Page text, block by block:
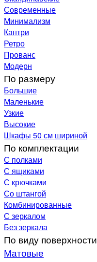
Современные
Минимализм
Кантри
Ретро
Прованс
Модерн
По размеру
Большие
Маленькие
Узкие
Высокие
Шкафы 50 см шириной
По комплектации
С полками
С ящиками
С крючками
Со штангой
Комбинированные
С зеркалом
Без зеркала
По виду поверхности
Матовые